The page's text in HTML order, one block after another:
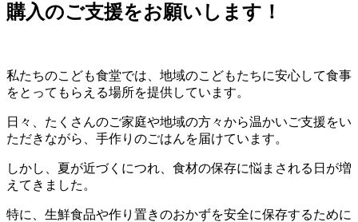
購入のご支援をお願いします！
私たちのこども食堂では、地域のこどもたちに安心して食事
をとってもらえる場所を提供しています。
日々、たくさんのご家庭や地域の方々から温かいご支援をい
ただきながら、手作りのごはんを届けています。
しかし、夏が近づくにつれ、食材の保存に悩まされる日が増
えてきました。
特に、生鮮食品や作り置きのおかずを安全に保存するために